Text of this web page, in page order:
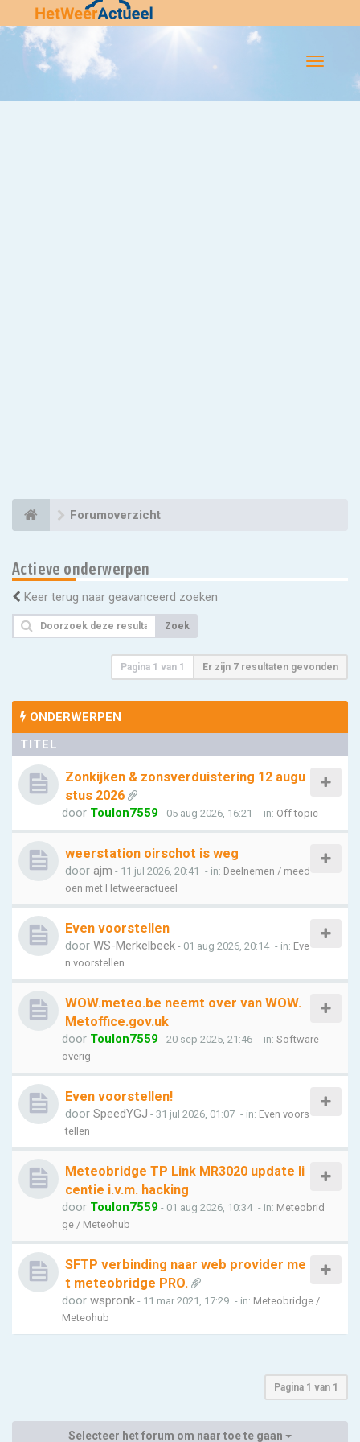
Flip-
Forumoverzicht
Actieve onderwerpen
Keer terug naar geavanceerd zoeken
Zoek
Pagina 1 van 1 Er zijn 7 resultaten gevonden
ONDERWERPEN
TITEL
Zonkijken & zonsverduistering 12 augu
stus 2026
door Toulon7559 - 05 aug 2026, 16:21 - in: Off topic
weerstation oirschot is weg
door ajm - 11 jul 2026, 20:41 - in: Deelnemen / meed
oen met Hetweeractueel
Even voorstellen
door WS-Merkelbeek - 01 aug 2026, 20:14 - in: Eve
n voorstellen
WOW.meteo.be neemt over van WOW.
Metoffice.gov.uk
door Toulon7559 - 20 sep 2025, 21:46 - in: Software
overig
Even voorstellen!
door SpeedYGJ - 31 jul 2026, 01:07 - in: Even voors
tellen
Meteobridge TP Link MR3020 update li
centie i.v.m. hacking
door Toulon7559 - 01 aug 2026, 10:34 - in: Meteobrid
ge / Meteohub
SFTP verbinding naar web provider me
t meteobridge PRO.
door wspronk - 11 mar 2021, 17:29 - in: Meteobridge /
Meteohub
Pagina 1 van 1
Selecteer het forum om naar toe te gaan